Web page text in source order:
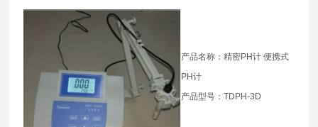
产品名称：精密PH计 便携式
PH计
产品型号：TDPH-3D